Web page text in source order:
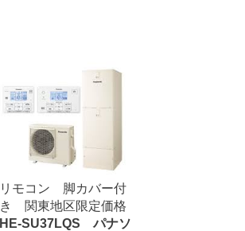
リモコン 脚カバー付
き 関東地区限定価格
HE-SU37LQS パナソ